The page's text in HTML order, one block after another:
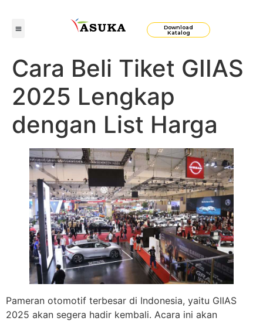
Download
Katalog
Cara Beli Tiket GIIAS
2025 Lengkap
dengan List Harga
Pameran otomotif terbesar di Indonesia, yaitu GIIAS
2025 akan segera hadir kembali. Acara ini akan